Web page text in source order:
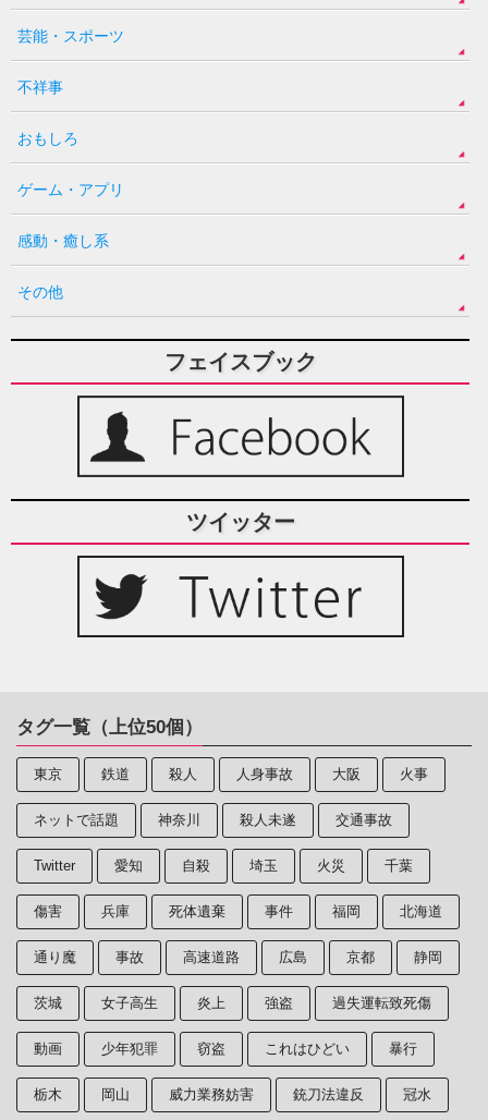
芸能・スポーツ
不祥事
おもしろ
ゲーム・アプリ
感動・癒し系
その他
フェイスブック
ツイッター
タグ一覧（上位50個）
東京 鉄道 殺人 人身事故 大阪 火事
ネットで話題 神奈川 殺人未遂 交通事故
Twitter 愛知 自殺 埼玉 火災 千葉
傷害 兵庫 死体遺棄 事件 福岡 北海道
通り魔 事故 高速道路 広島 京都 静岡
茨城 女子高生 炎上 強盗 過失運転致死傷
動画 少年犯罪 窃盗 これはひどい 暴行
栃木 岡山 威力業務妨害 銃刀法違反 冠水